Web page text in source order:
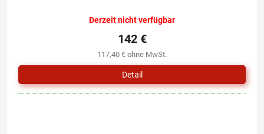
Derzeit nicht verfügbar
117,40 € ohne MwSt.
142 €
Detail